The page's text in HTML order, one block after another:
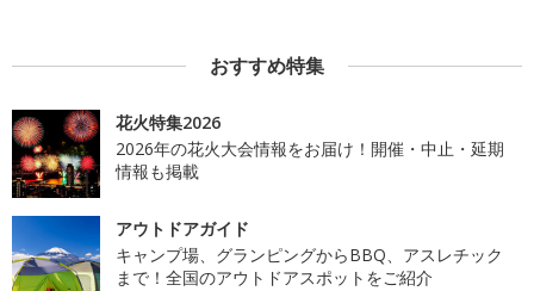
おすすめ特集
花火特集2026
2026年の花火大会情報をお届け！開催・中止・延期
情報も掲載
アウトドアガイド
キャンプ場、グランピングからBBQ、アスレチック
まで！全国のアウトドアスポットをご紹介